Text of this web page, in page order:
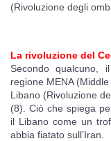
(Rivoluzione degli
La rivoluzione del
Secondo qualcuno,
regione MENA
Libano (Rivoluzione
(8). Ciò che spiega
il Libano come un
abbia fiatato sull’Iran.